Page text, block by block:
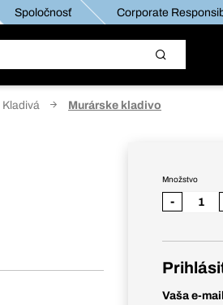
Spoločnosť Corporate
Kladivá Murárske kladivo
Množstvo
-
Vaša e-